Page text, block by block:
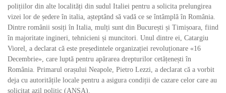
polițiilor din alte localități din sudul Italiei pentru a solicita prelungirea
vizei lor de ședere în italia, așteptând să vadă ce se întâmplă în România.
Dintre românii sosiți în Italia, mulți sunt din București și Timișoara, fiind
în majoritate ingineri, tehnicieni și muncitori. Unul dintre ei, Catargiu
Viorel, a declarat că este președintele organizației revoluționare «16
Decembrie», care luptă pentru apărarea drepturilor cetățenești în
România. Primarul orașului Neapole, Pietro Lezzi, a declarat că a vorbit
deja cu autoritățile locale pentru a asigura condiții de cazare celor care au
solicitat azil politic (ANSA).